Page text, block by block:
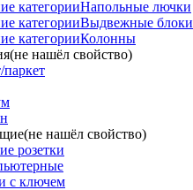
Напольные лючки
Выдвежные блоки
Колонны
нашёл свойство)
нашёл свойство)
розетки
с ключем